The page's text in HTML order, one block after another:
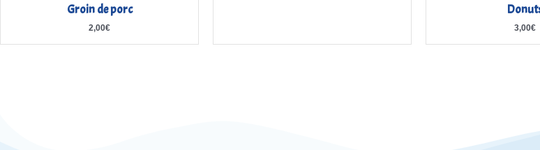
Groin de porc
2,00€ 3,00€